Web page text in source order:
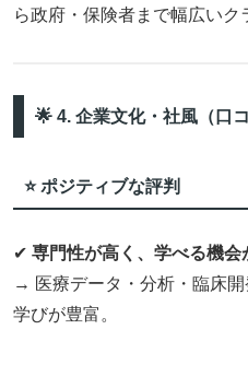
ら政府・保険者まで幅広いク
🌟 4. 企業文化・社風（口
⭐ ポジティブな評判
✔ 専門性が高く、学べる機会
→ 医療データ・分析・臨床
学びが豊富。